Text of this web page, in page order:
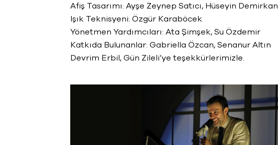
Afiş Tasarımı: Ayşe Zeynep Satıcı, Hüseyin Demirkan
Işık Teknisyeni: Özgür Karaböcek
Yönetmen Yardımcıları: Ata Şimşek, Su Özdemir
Katkıda Bulunanlar: Gabriella Özcan, Senanur Altın
Devrim Erbil, Gün Zileli’ye teşekkürlerimizle.